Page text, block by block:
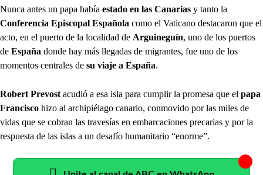
Nunca antes un papa había estado en las Canarias y tanto la
Conferencia Episcopal Española como el Vaticano destacaron que el
acto, en el puerto de la localidad de Arguineguín, uno de los puertos
de España donde hay más llegadas de migrantes, fue uno de los
momentos centrales de su viaje a España.
Robert Prevost acudió a esa isla para cumplir la promesa que el papa
Francisco hizo al archipiélago canario, conmovido por las miles de
vidas que se cobran las travesías en embarcaciones precarias y por la
respuesta de las islas a un desafío humanitario “enorme”.